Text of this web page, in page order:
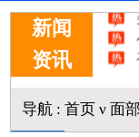
新闻
资讯
导航: 首页ν 面